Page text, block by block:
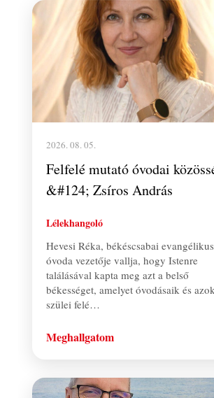
2026. 08. 05.
Felfelé mutató óvodai
&#124; Zsíros András
Lélekhangoló
Hevesi Réka, békéscsabai evangélikus
óvoda vezetője vallja, hogy Istenre
találásával kapta meg azt a belső
békességet, amelyet óvodásaik és
szülei felé…
Meghallgatom